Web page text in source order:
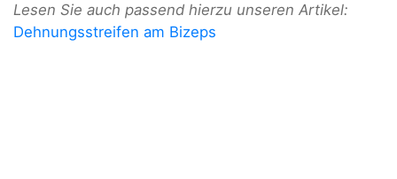
Lesen Sie auch passend hierzu unseren Artikel:
Dehnungsstreifen am Bizeps